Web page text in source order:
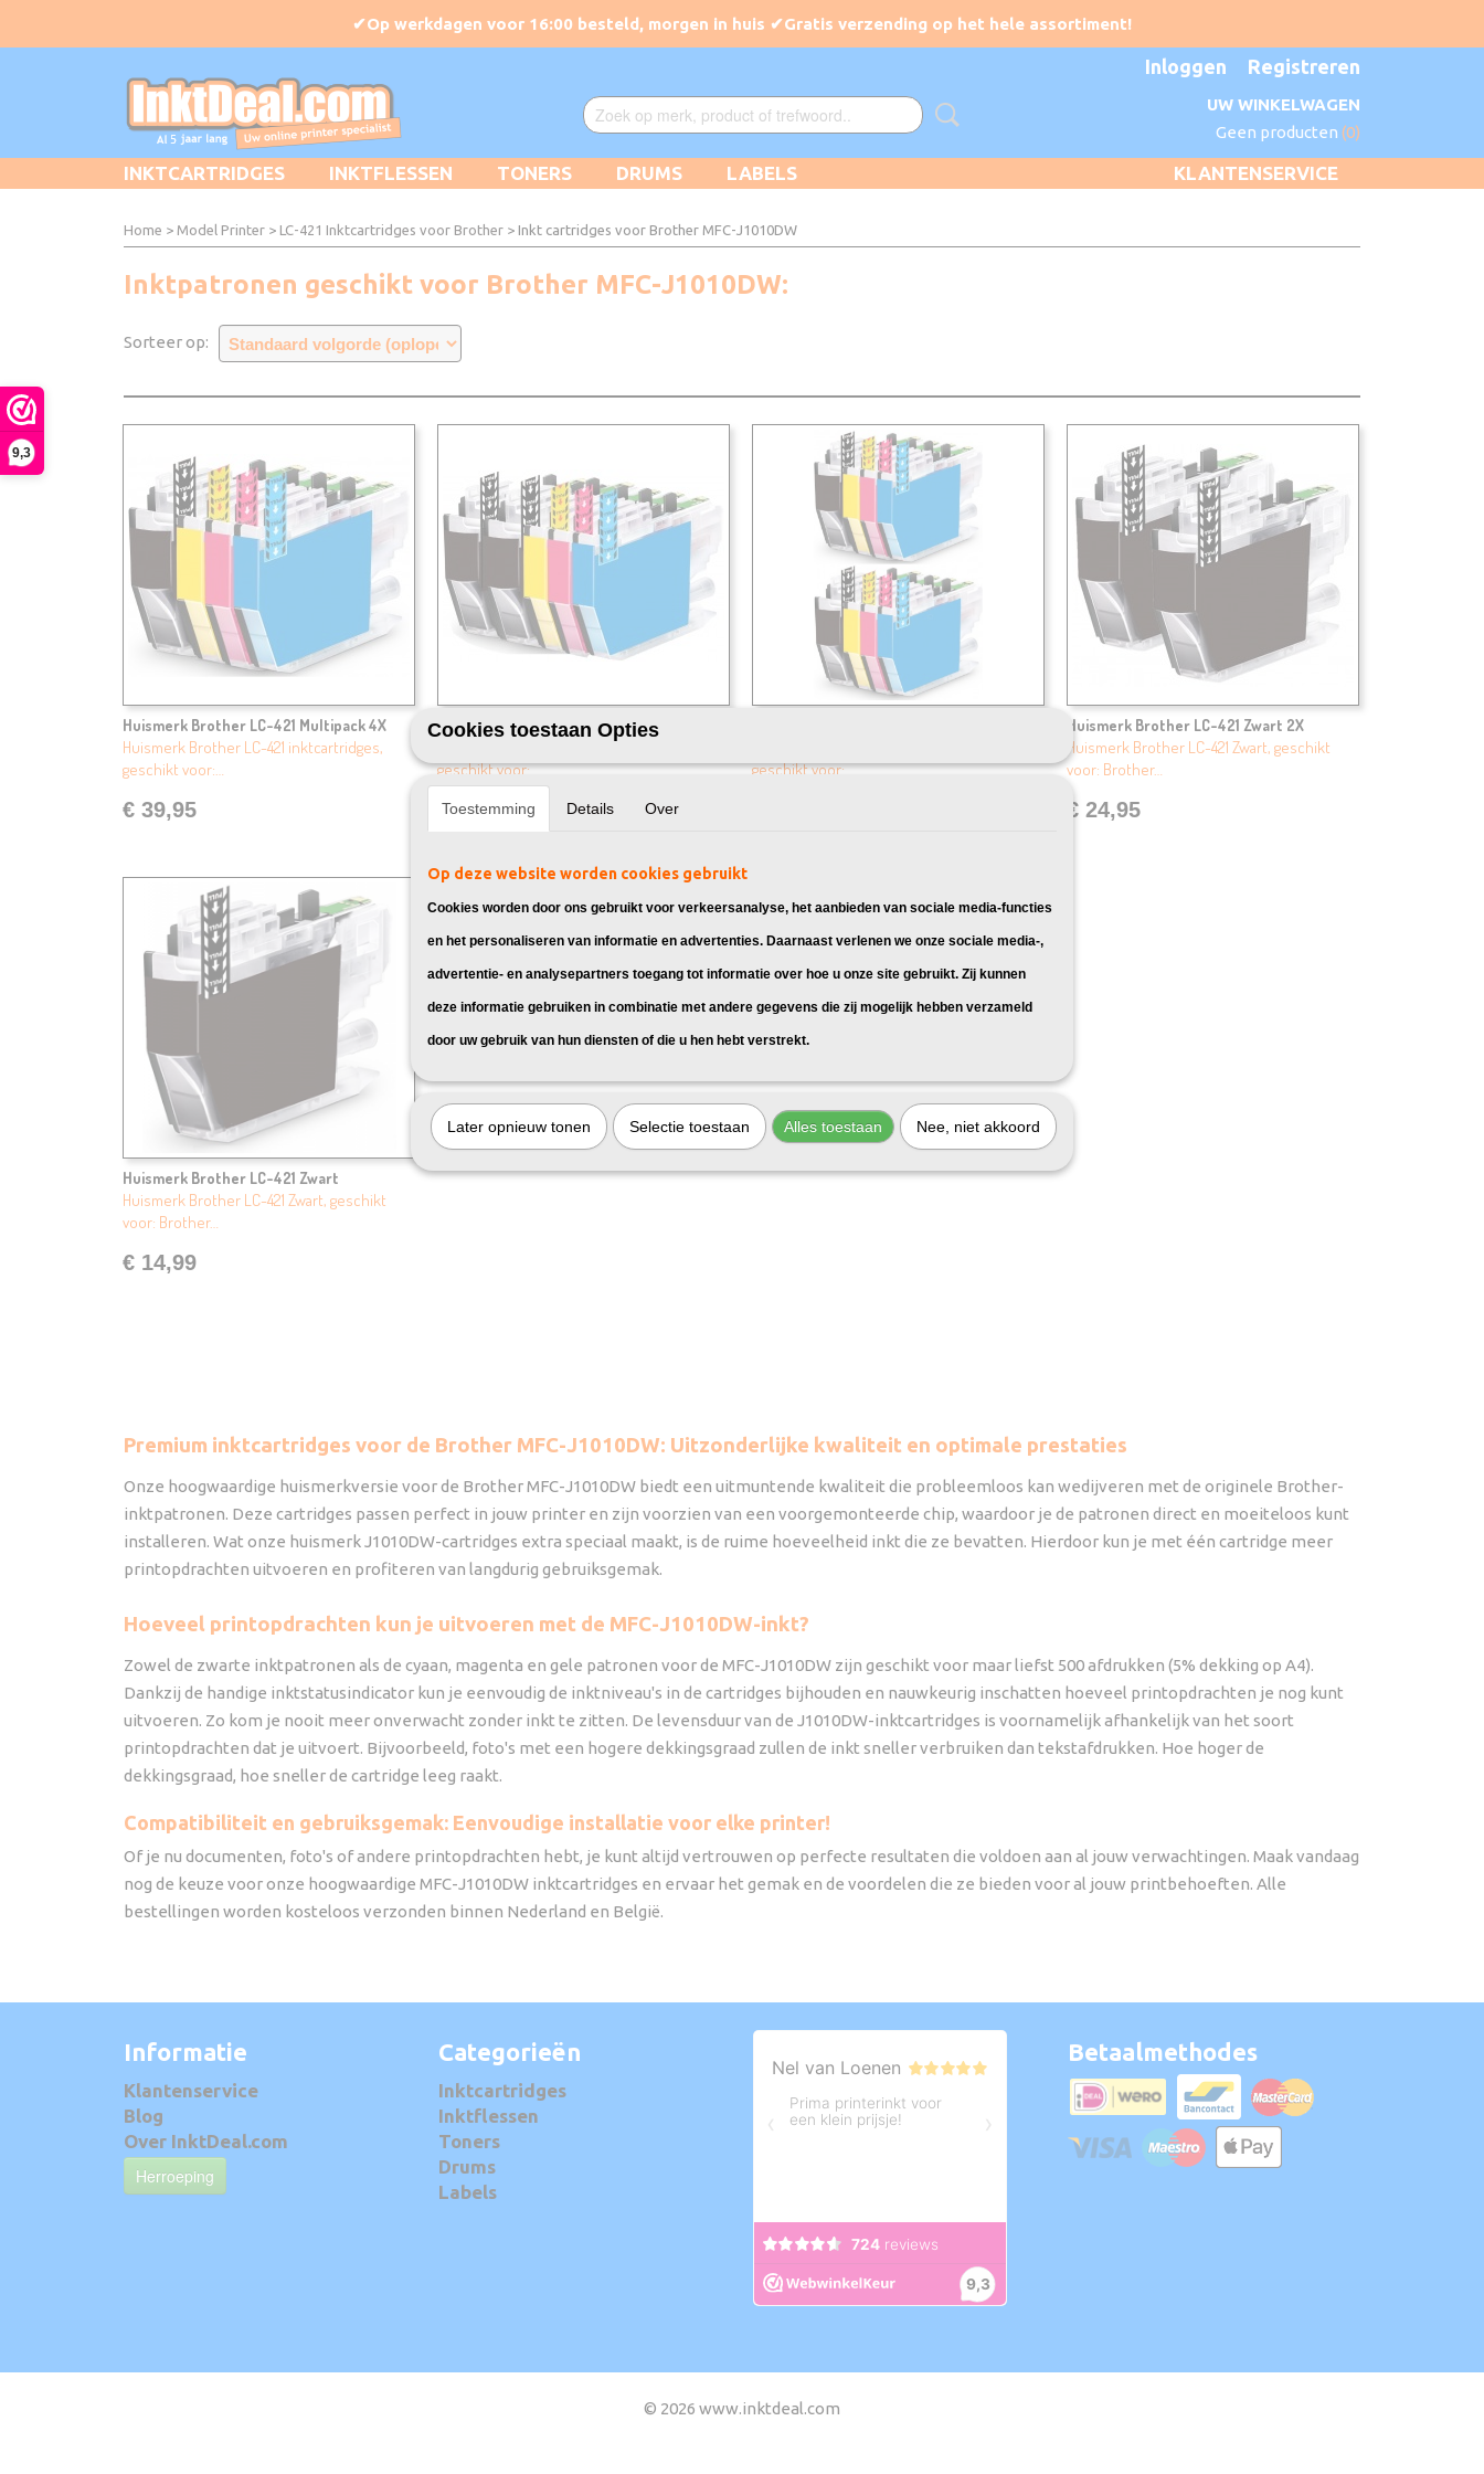
9,3
Inloggen Registreren
UW WINKELWAGEN
Geen producten (0)
KLANTENSERVICE
INKTCARTRIDGES INKTFLESSEN TONERS DRUMS LABELS
Home > Model Printer > LC-421 Inktcartridges voor Brother > Inkt cartridges voor Brother MFC-J1010DW
Inktpatronen geschikt voor Brother MFC-J1010DW:
Sorteer op:
Huismerk Brother LC-421 Multipack 4X
Huismerk Brother LC-421 inktcartridges,
geschikt voor:…
€ 39,95
Huismerk Brother LC-421 Multipack 5X
Huismerk Brother LC-421 inktcartridges,
geschikt voor:…
€ 49,95
geschikt voor:…
Huismerk Brother LC-421 Zwart 2X
Huismerk Brother LC-421 Zwart, geschikt
voor: Brother…
€ 24,95
Huismerk Brother LC-421 Zwart
Huismerk Brother LC-421 Zwart, geschikt
voor: Brother…
€ 14,99
Premium inktcartridges voor de Brother MFC-J1010DW: Uitzonderlijke kwaliteit en optimale prestaties
Onze hoogwaardige huismerkversie voor de Brother MFC-J1010DW biedt een uitmuntende kwaliteit die probleemloos kan wedijveren met de originele Brother-
inktpatronen. Deze cartridges passen perfect in jouw printer en zijn voorzien van een voorgemonteerde chip, waardoor je de patronen direct en moeiteloos kunt
installeren. Wat onze huismerk J1010DW-cartridges extra speciaal maakt, is de ruime hoeveelheid inkt die ze bevatten. Hierdoor kun je met één cartridge meer
printopdrachten uitvoeren en profiteren van langdurig gebruiksgemak.
Hoeveel printopdrachten kun je uitvoeren met de MFC-J1010DW-inkt?
Zowel de zwarte inktpatronen als de cyaan, magenta en gele patronen voor de MFC-J1010DW zijn geschikt voor maar liefst 500 afdrukken (5% dekking op A4).
Dankzij de handige inktstatusindicator kun je eenvoudig de inktniveau's in de cartridges bijhouden en nauwkeurig inschatten hoeveel printopdrachten je nog kunt
uitvoeren. Zo kom je nooit meer onverwacht zonder inkt te zitten. De levensduur van de J1010DW-inktcartridges is voornamelijk afhankelijk van het soort
printopdrachten dat je uitvoert. Bijvoorbeeld, foto's met een hogere dekkingsgraad zullen de inkt sneller verbruiken dan tekstafdrukken. Hoe hoger de
dekkingsgraad, hoe sneller de cartridge leeg raakt.
Compatibiliteit en gebruiksgemak: Eenvoudige installatie voor elke printer!
Of je nu documenten, foto's of andere printopdrachten hebt, je kunt altijd vertrouwen op perfecte resultaten die voldoen aan al jouw verwachtingen. Maak vandaag
nog de keuze voor onze hoogwaardige MFC-J1010DW inktcartridges en ervaar het gemak en de voordelen die ze bieden voor al jouw printbehoeften. Alle
bestellingen worden kosteloos verzonden binnen Nederland en België.
Informatie
Klantenservice
Blog
Over InktDeal.com
Herroeping
Categorieën
Inktcartridges
Inktflessen
Toners
Drums
Labels
Betaalmethodes
© 2026 www.inktdeal.com
Cookies toestaan Opties
Toestemming Details Over
Op deze website worden cookies gebruikt
Cookies worden door ons gebruikt voor verkeersanalyse, het aanbieden van sociale media-functies
en het personaliseren van informatie en advertenties. Daarnaast verlenen we onze sociale media-,
advertentie- en analysepartners toegang tot informatie over hoe u onze site gebruikt. Zij kunnen
deze informatie gebruiken in combinatie met andere gegevens die zij mogelijk hebben verzameld
door uw gebruik van hun diensten of die u hen hebt verstrekt.
Later opnieuw tonen Selectie toestaan Alles toestaan Nee, niet akkoord